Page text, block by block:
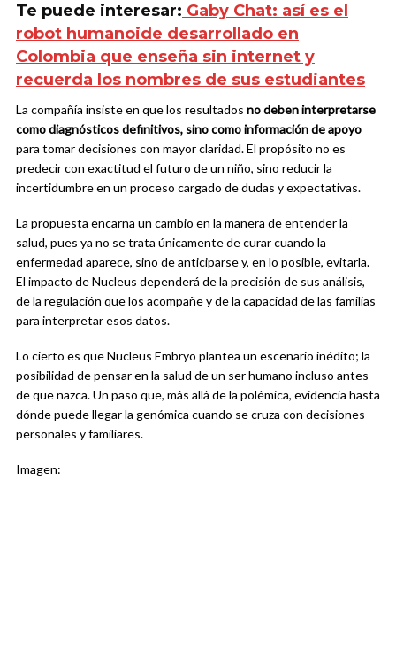
Te puede interesar: Gaby Chat: así es el
robot humanoide desarrollado en
Colombia que enseña sin internet y
recuerda los nombres de sus estudiantes
La compañía insiste en que los resultados no deben interpretarse
como diagnósticos definitivos, sino como información de apoyo
para tomar decisiones con mayor claridad. El propósito no es
predecir con exactitud el futuro de un niño, sino reducir la
incertidumbre en un proceso cargado de dudas y expectativas.
La propuesta encarna un cambio en la manera de entender la
salud, pues ya no se trata únicamente de curar cuando la
enfermedad aparece, sino de anticiparse y, en lo posible, evitarla.
El impacto de Nucleus dependerá de la precisión de sus análisis,
de la regulación que los acompañe y de la capacidad de las familias
para interpretar esos datos.
Lo cierto es que Nucleus Embryo plantea un escenario inédito; la
posibilidad de pensar en la salud de un ser humano incluso antes
de que nazca. Un paso que, más allá de la polémica, evidencia hasta
dónde puede llegar la genómica cuando se cruza con decisiones
personales y familiares.
Imagen: